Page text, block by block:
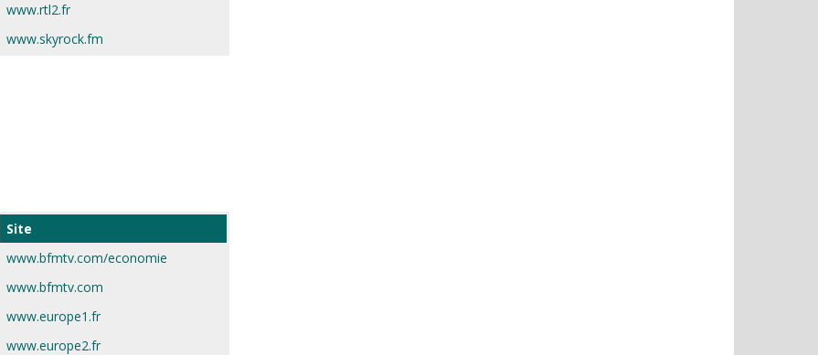
www.rtl2.fr
www.skyrock.fm
Site
www.bfmtv.com/economie
www.bfmtv.com
www.europe1.fr
www.europe2.fr